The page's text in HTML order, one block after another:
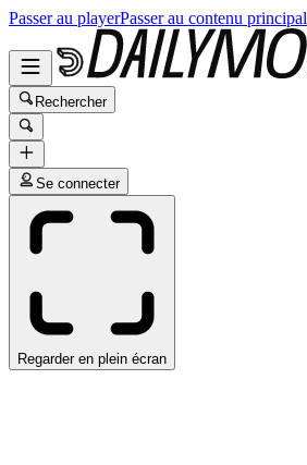
Passer au playerPasser au contenu principal
Rechercher
Se connecter
Regarder en plein écran